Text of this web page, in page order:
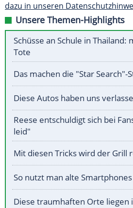
dazu in unseren
Unsere Themen-Highlights
Schüsse an Schule in Thailand:
Tote
Das machen die "Star Search"-
Diese Autos haben uns
Reese entschuldigt sich bei
leid"
Mit diesen Tricks wird der Grill
So nutzt man alte
Diese traumhaften Orte liegen